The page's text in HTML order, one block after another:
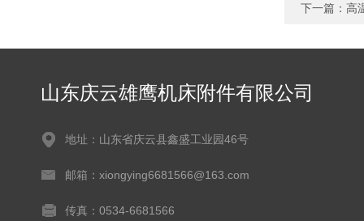
下一篇： 高
山东庆云雄鹰机床附件有限公司
地址：山东省庆云县鑫盛工业园46号
邮箱：xiongying6681566@163.com
传真：0534-6681566